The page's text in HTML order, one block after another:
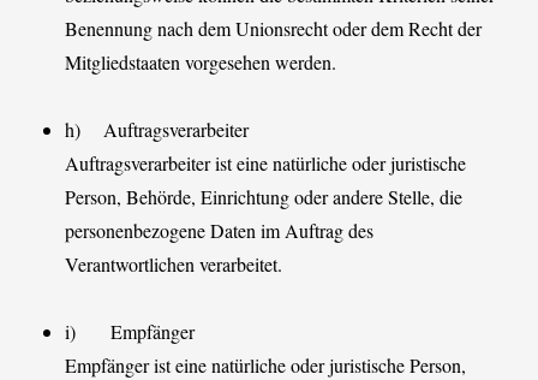
Benennung nach dem Unionsrecht oder dem Recht der
Mitgliedstaaten vorgesehen werden.
h) Auftragsverarbeiter
Auftragsverarbeiter ist eine natürliche oder juristische
Person, Behörde, Einrichtung oder andere Stelle, die
personenbezogene Daten im Auftrag des
Verantwortlichen verarbeitet.
i) Empfänger
Empfänger ist eine natürliche oder juristische Person,